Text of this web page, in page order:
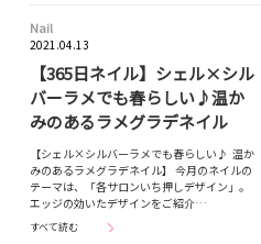
Nail
2021.04.13
【365日ネイル】シェル×シル
バーラメでも春らしい♪温か
みのあるラメグラデネイル
【シェル×シルバーラメでも春らしい♪ 温か
みのあるラメグラデネイル】 今月のネイルの
テーマは、「各サロンいち押しデザイン」。
エッジの効いたデザインをご紹介…
すべて読む